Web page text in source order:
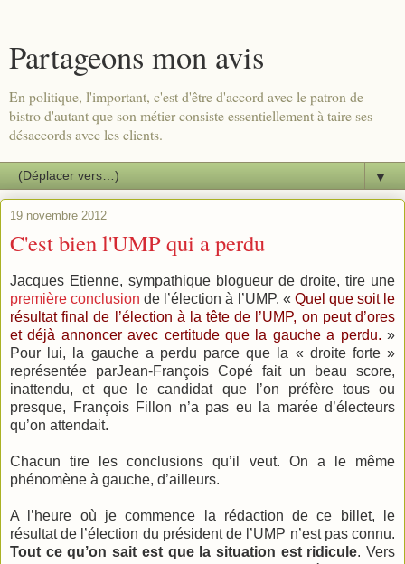
Partageons mon avis
En politique, l'important, c'est d'être d'accord avec le patron de
bistro d'autant que son métier consiste essentiellement à taire ses
désaccords avec les clients.
▼
19 novembre 2012
C'est bien l'UMP qui a perdu
Jacques Etienne, sympathique blogueur de droite, tire une
première conclusion de l’élection à l’UMP. « Quel que soit le
résultat final de l’élection à la tête de l’UMP, on peut d’ores
et déjà annoncer avec certitude que la gauche a perdu. »
Pour lui, la gauche a perdu parce que la « droite forte »
représentée parJean-François Copé fait un beau score,
inattendu, et que le candidat que l’on préfère tous ou
presque, François Fillon n’a pas eu la marée d’électeurs
qu’on attendait.
Chacun tire les conclusions qu’il veut. On a le même
phénomène à gauche, d’ailleurs.
A l’heure où je commence la rédaction de ce billet, le
résultat de l’élection du président de l’UMP n’est pas connu.
Tout ce qu’on sait est que la situation est ridicule. Vers